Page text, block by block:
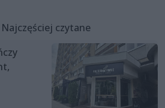
Najczęściej czytane